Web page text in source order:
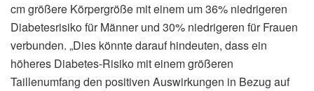
cm größere Körpergröße mit einem um 36% niedrigeren
Diabetesrisiko für Männer und 30% niedrigeren für Frauen
verbunden. „Dies könnte darauf hindeuten, dass ein
höheres Diabetes-Risiko mit einem größeren
Taillenumfang den positiven Auswirkungen in Bezug auf